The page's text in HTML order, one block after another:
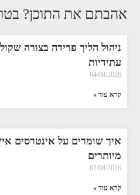
אהבתם את התוכן?
ניהול הליך פרידה בצורה
עתידיות
04/08/2026
קרא עוד »
איך שומרים על אינטרסים
מיותרים
02/08/2026
קרא עוד »